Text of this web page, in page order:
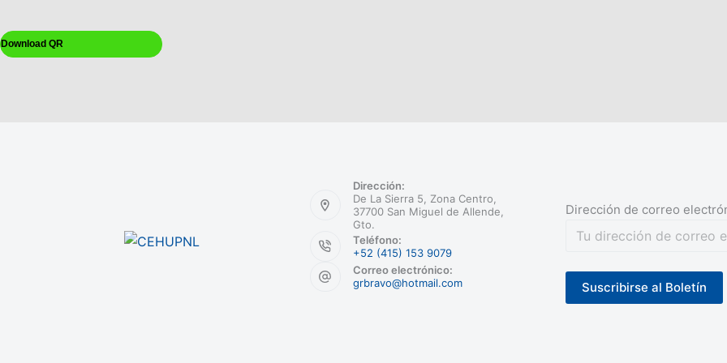
Download QR
Dirección:
De La Sierra 5, Zona Centro,
37700 San Miguel de Allende,
Gto.
Teléfono:
+52 (415) 153 9079
Correo electrónico:
grbravo@hotmail.com
Dirección de correo